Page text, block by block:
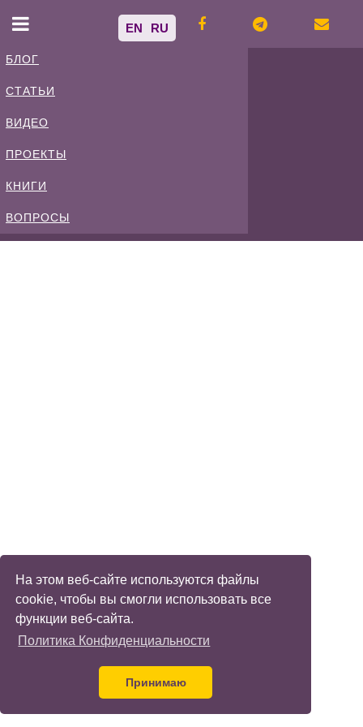
На этом веб-сайте используются файлы
cookie, чтобы вы смогли использовать все
функции веб-сайта.
Политика Конфиденциальности
Принимаю
БЛОГ
СТАТЬИ
ВИДЕО
ПРОЕКТЫ
КНИГИ
ВОПРОСЫ
EN RU
Спиваковский
Блог